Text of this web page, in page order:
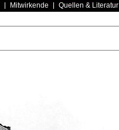
Mitwirkende Quellen & Literatur